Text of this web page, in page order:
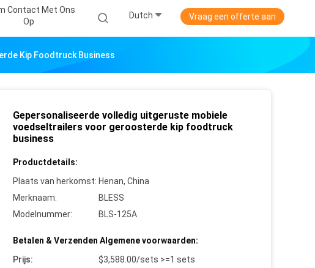
Contact Met Ons
Op
Dutch Vraag een offerte aan
Kip Foodtruck Business
Gepersonaliseerde volledig uitgeruste mobiele
voedseltrailers voor geroosterde kip foodtruck
business
Productdetails:
Plaats van herkomst: Henan, China
Merknaam:
BLESS
Modelnummer:
BLS-125A
Betalen & Verzenden Algemene voorwaarden:
Prijs:
$3,588.00/sets >=1 sets